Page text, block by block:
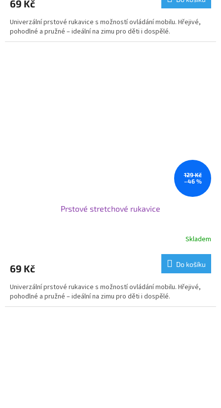
69 Kč
Univerzální prstové rukavice s možností ovládání mobilu. Hřejivé,
pohodlné a pružné – ideální na zimu pro děti i dospělé.
129 Kč
–46 %
Prstové stretchové rukavice
Skladem
69 Kč Do košíku
Univerzální prstové rukavice s možností ovládání mobilu. Hřejivé,
pohodlné a pružné – ideální na zimu pro děti i dospělé.